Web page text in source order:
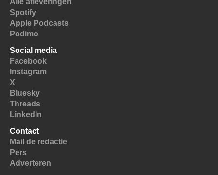
Alle afleveringen
Spotify
Apple Podcasts
Podimo
Social media
Facebook
Instagram
X
Bluesky
Threads
LinkedIn
Contact
Mail de redactie
Pers
Adverteren